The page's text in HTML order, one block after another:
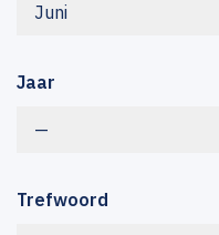
Juni
Jaar
—
Trefwoord